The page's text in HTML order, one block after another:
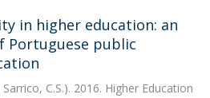
in higher education: an
Portuguese public
C.S.). 2016. Higher Education